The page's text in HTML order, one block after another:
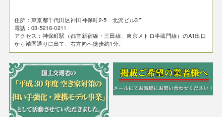
住所：東京都千代田区神田神保町2-5 北沢ビル3F
電話：03-5216-0211
アクセス：神保町駅（都営新宿線・三田線、東京メトロ半蔵門線）のA1出口
から靖国通りに出て、右方向へ徒歩約1分。